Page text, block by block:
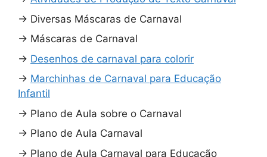
→ Diversas Máscaras de Carnaval
→ Máscaras de Carnaval
→ Desenhos de carnaval para colorir
→ Marchinhas de Carnaval para Educação
Infantil
→ Plano de Aula sobre o Carnaval
→ Plano de Aula Carnaval
→ Plano de Aula Carnaval para Educação